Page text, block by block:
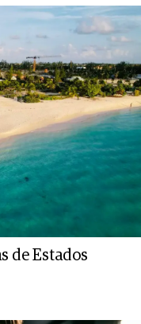
de Estados